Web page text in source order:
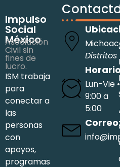
Impulso
Social
México
Asociación
Civil sin
fines de
lucro.
ISM trabaja
para
conectar a
las
personas
con
apoyos,
programas
Distritos
Lun-Vie •
9:00 a
5:00